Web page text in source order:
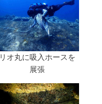
リオ丸に吸入ホースを
展張